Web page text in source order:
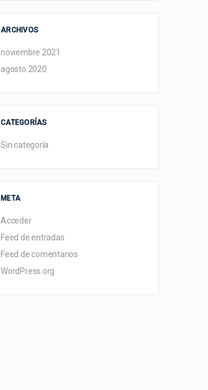
ARCHIVOS
noviembre 2021
agosto 2020
CATEGORÍAS
Sin categoría
META
Acceder
Feed de entradas
Feed de comentarios
WordPress.org